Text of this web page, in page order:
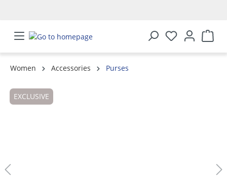
Women Accessories
Purses
EXCLUSIVE